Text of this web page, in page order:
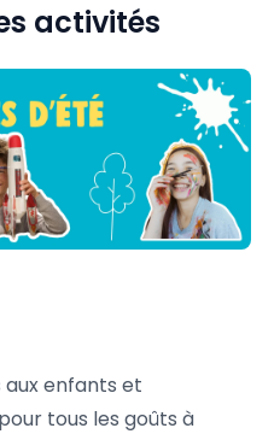
activités
enfants et
tous les goûts à